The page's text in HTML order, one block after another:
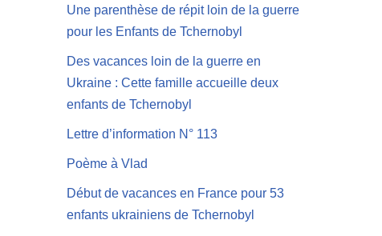
Une parenthèse de répit loin de la guerre
pour les Enfants de Tchernobyl
Des vacances loin de la guerre en
Ukraine : Cette famille accueille deux
enfants de Tchernobyl
Lettre d’information N° 113
Poème à Vlad
Début de vacances en France pour 53
enfants ukrainiens de Tchernobyl